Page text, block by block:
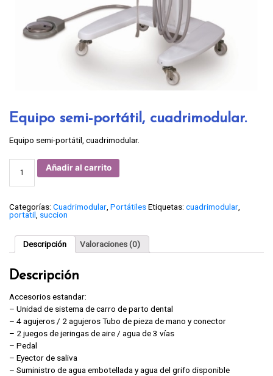
Equipo semi-portátil, cuadrimodular.
Equipo semi-portátil, cuadrimodular.
Equipo
semi-
portátil,
cuadrimodular.
Añadir al carrito
Categorías: Cuadrimodular PortátilesEtiquetas: cuadrimodular
portatil succion
Descripción Valoraciones (0)
Descripción
Accesorios estandar:
– Unidad de sistema de carro de parto dental
– 4 agujeros / 2 agujeros Tubo de pieza de mano y conector
– 2 juegos de jeringas de aire / agua de 3 vías
– Pedal
– Eyector de saliva
– Suministro de agua embotellada y agua del grifo disponible